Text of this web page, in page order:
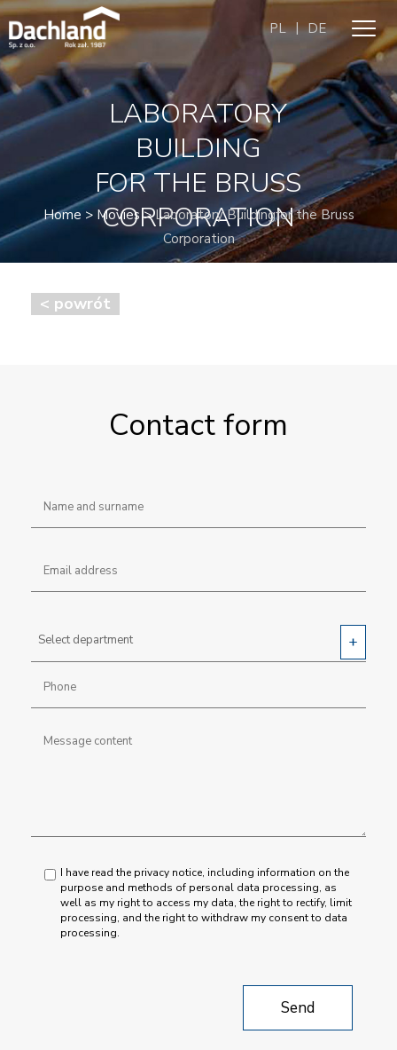
PL | DE
LABORATORY
BUILDING
FOR THE BRUSS
CORPORATION
Home > Movies >Laboratory Buildingfor the Bruss
Corporation
< powrót
Contact form
I have read the privacy notice, including information on the
purpose and methods of personal data processing, as
well as my right to access my data, the right to rectify, limit
processing, and the right to withdraw my consent to data
processing.